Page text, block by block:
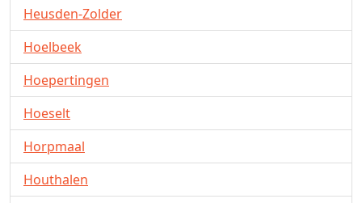
Heusden-Zolder
Hoelbeek
Hoepertingen
Hoeselt
Horpmaal
Houthalen